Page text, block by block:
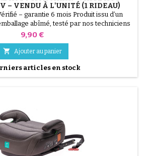
– VENDU À L'UNITÉ (1 RIDEAU)
– garantie 6 mois Produit issu d’un
abîmé, testé par nos techniciens
Protégez votre enfant du soleil avec le
quand la température est trop élevée.
UV efficace, installation facile....
Prix
9,90 €
 Ajouter au panier
articles en stock